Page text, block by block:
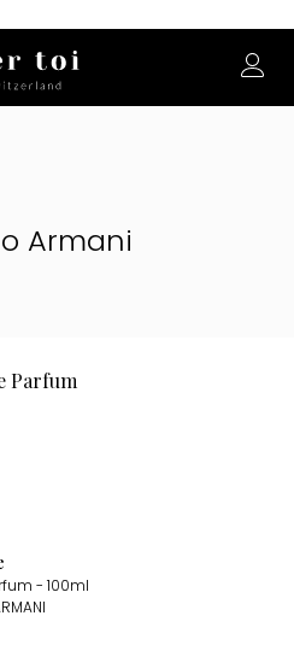
Armani
- 100ml